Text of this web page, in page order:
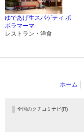
ゆであげ生スパゲティ ポ
ポラマーマ
レストラン・洋食
ホーム
全国のクチコミナビ(R)